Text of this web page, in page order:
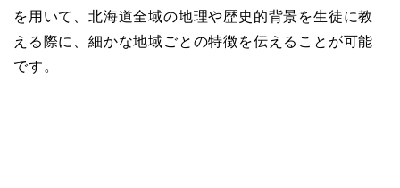
を用いて、北海道全域の地理や歴史的背景を生徒に教
える際に、細かな地域ごとの特徴を伝えることが可能
です。